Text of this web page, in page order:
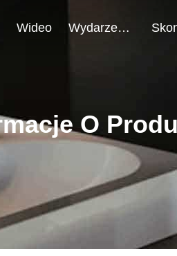
Wideo Wydarzenia
O